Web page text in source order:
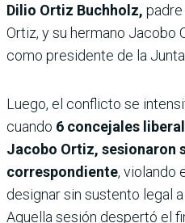
Dilio Ortiz Buchholz,
Ortiz, y su hermano Jacobo
como presidente de la Junta.
Luego, el conflicto se
cuando 6 concejales
Jacobo Ortiz, sesionaron
correspondiente, violando
designar sin sustento legal a
Aquella sesión despertó el